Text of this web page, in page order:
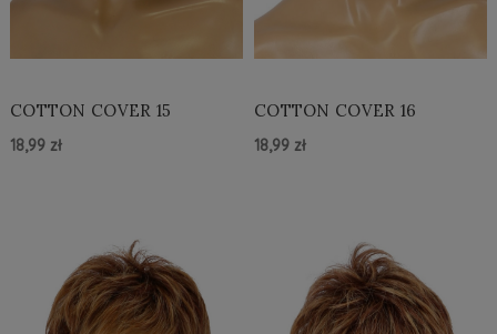
COTTON COVER 15
18,99 zł
COTTON COVER 16
18,99 zł